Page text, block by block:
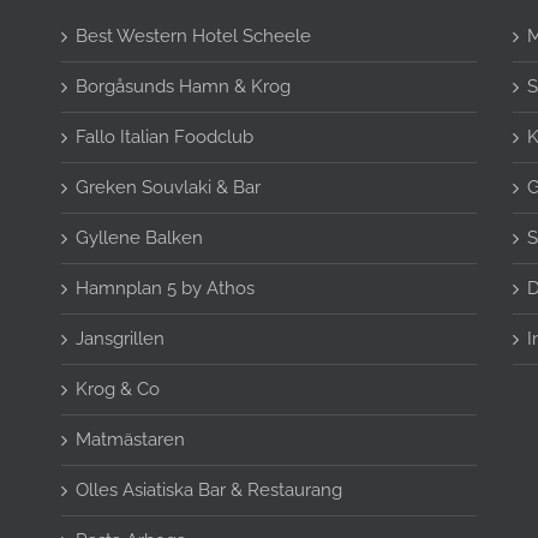
Best Western Hotel Scheele
Borgåsunds Hamn & Krog
Fallo Italian Foodclub
Greken Souvlaki & Bar
Gyllene Balken
Hamnplan 5 by Athos
Jansgrillen
Krog & Co
Matmästaren
Olles Asiatiska Bar & Restaurang